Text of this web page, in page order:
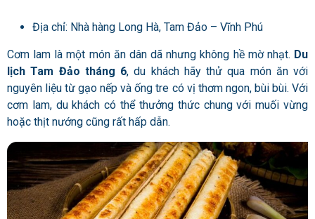
Địa chỉ: Nhà hàng Long Hà, Tam Đảo – Vĩnh Phú
Cơm lam là một món ăn dân dã nhưng không hề mờ nhạt. Du
lịch Tam Đảo tháng 6, du khách hãy thử qua món ăn với
nguyên liệu từ gạo nếp và ống tre có vị thơm ngon, bùi bùi. Với
cơm lam, du khách có thể thưởng thức chung với muối vừng
hoặc thịt nướng cũng rất hấp dẫn.